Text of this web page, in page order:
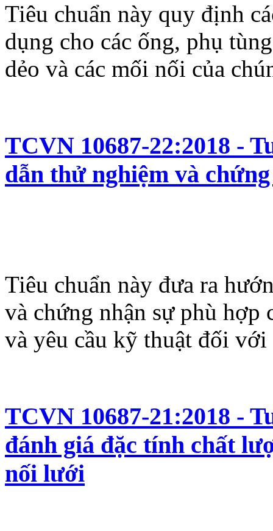
Tiêu chuẩn này quy định
dụng cho các ống, phụ
dẻo và các mối nối của
TCVN 10687-22:2018 -
dẫn thử nghiệm và
Tiêu chuẩn này đưa ra
và chứng nhận sự phù hợp
và yêu cầu kỹ thuật đối
TCVN 10687-21:2018 -
đánh giá đặc tính chất
nối lưới